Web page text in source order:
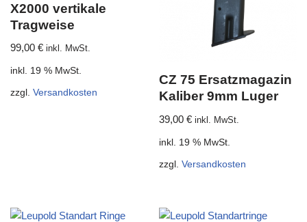
X2000 vertikale
Tragweise
99,00 € inkl. MwSt.
inkl. 19 % MwSt.
zzgl. Versandkosten
CZ 75 Ersatzmagazin
Kaliber 9mm Luger
39,00€ inkl. MwSt.
inkl. 19 % MwSt.
zzgl.Versandkosten